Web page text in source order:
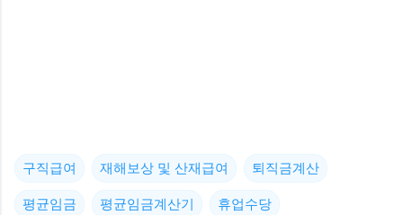
구직급여 재해보상 및 산재급여 퇴직금계산
평균임금 평균임금계산기 휴업수당